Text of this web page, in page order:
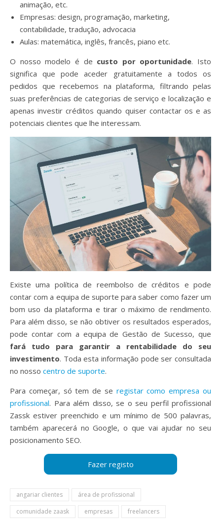
animação, etc.
Empresas: design, programação, marketing,
contabilidade, tradução, advocacia
Aulas: matemática, inglês, francês, piano etc.
O nosso modelo é de custo por oportunidade. Isto
significa que pode aceder gratuitamente a todos os
pedidos que recebemos na plataforma, filtrando pelas
suas preferências de categorias de serviço e localização e
apenas investir créditos quando quiser contactar os e as
potenciais clientes que lhe interessam.
Existe uma política de reembolso de créditos e pode
contar com a equipa de suporte para saber como fazer um
bom uso da plataforma e tirar o máximo de rendimento.
Para além disso, se não obtiver os resultados esperados,
pode contar com a equipa de Gestão de Sucesso, que
fará tudo para garantir a rentabilidade do seu
investimento. Toda esta informação pode ser consultada
no nosso centro de suporte.
Para começar, só tem de se registar como empresa ou
profissional. Para além disso, se o seu perfil profissional
Zassk estiver preenchido e um mínimo de 500 palavras,
também aparecerá no Google, o que vai ajudar no seu
posicionamento SEO.
angariar clientes
área de profissional
comunidade zaask
empresas
freelancers